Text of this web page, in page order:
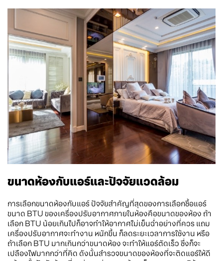
ขนาดห้องกับแอร์และปัจจัยแวดล้อม
การเลือกขนาดห้องกับแอร์ ปัจจัยสำคัญที่สุดของการเลือกซื้อแอร์
ขนาด BTU ของเครื่องปรับอากาศภายในห้องคือขนาดของห้อง ถ้า
เลือก BTU น้อยเกินไปก็อาจทำให้อากาศไม่เย็นฉ่ำอย่างที่ควร แถม
เครื่องปรับอากาศจะทำงาน หนักขึ้น ก็ลดระยะเวลาการใช้งาน หรือ
ถ้าเลือก BTU มากเกินกว่าขนาดห้อง จะทำให้แอร์ตัดเร็ว ซึ่งก็จะ
เปลืองไฟมากกว่าที่คิด ดังนั้นสำรวจขนาดของห้องที่จะติดแอร์ให้ดี